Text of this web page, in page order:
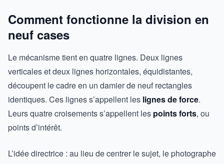
Comment fonctionne la division en
neuf cases
Le mécanisme tient en quatre lignes. Deux lignes
verticales et deux lignes horizontales, équidistantes,
découpent le cadre en un damier de neuf rectangles
identiques. Ces lignes s’appellent les lignes de force.
Leurs quatre croisements s’appellent les points forts, ou
points d’intérêt.
L’idée directrice : au lieu de centrer le sujet, le photographe